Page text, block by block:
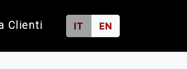
Clienti IT EN